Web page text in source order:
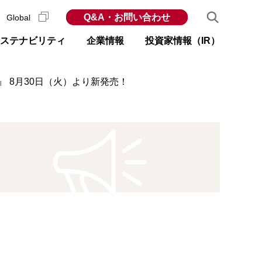
テナビリティ 企業情報 投資家情報（IR）
Global Q&A・お問い合わせ
8月30日（火）より新発売！